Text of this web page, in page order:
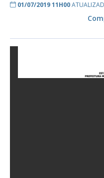
01/07/2019 11H00